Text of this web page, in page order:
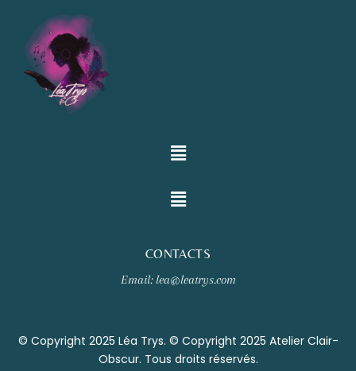
CONTACTS
Email: lea@leatrys.com
© Copyright 2025 Léa Trys. © Copyright 2025 Atelier Clair-
Obscur. Tous droits réservés.